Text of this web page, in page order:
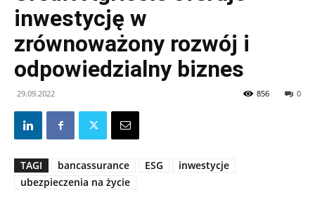
Portal
inwestycję w
zrównoważony rozwój i
odpowiedzialny biznes
29.09.2022 0
856
TAGI bancassurance ESG
inwestycje
ubezpieczenia na życie